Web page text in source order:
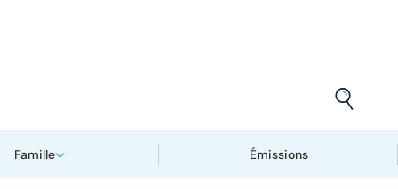
Famille Émissions